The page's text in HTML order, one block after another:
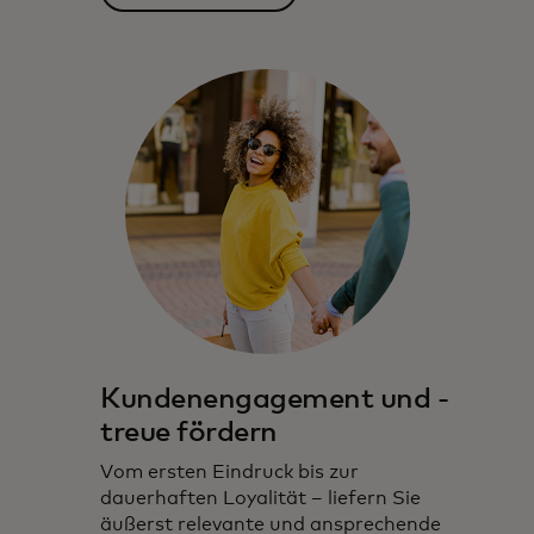
Kundenengagement und -
treue fördern
Vom ersten Eindruck bis zur
dauerhaften Loyalität – liefern Sie
äußerst relevante und ansprechende